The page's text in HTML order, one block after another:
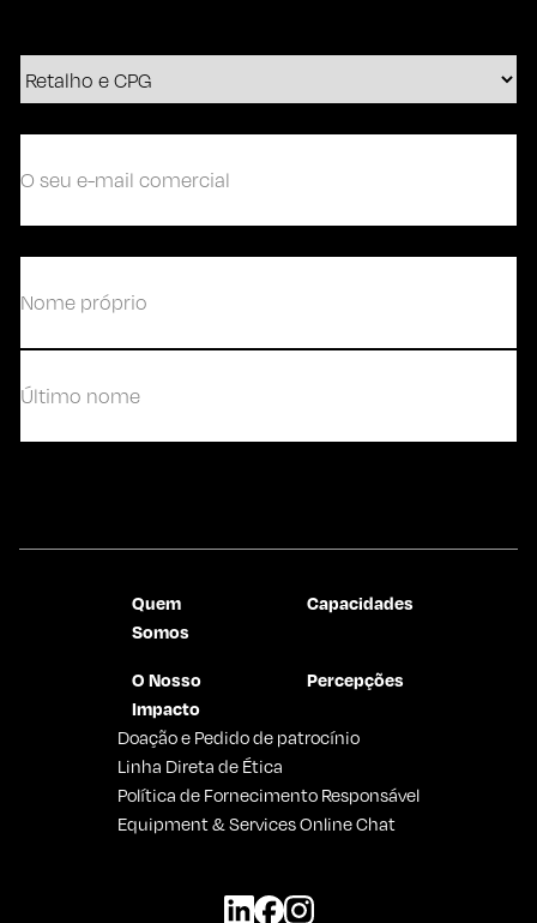
seu
mail
comercial(Obrigatório)
Quem
Somos
Capacidades
O Nosso
Impacto
Percepções
Doação e Pedido de patrocínio
Linha Direta de Ética
Política de Fornecimento Responsável
Equipment & Services Online Chat